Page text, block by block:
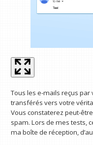
Tous les e-mails reçus
transférés vers votre
Vous constaterez peut-
spam. Lors de mes tests,
ma boîte de réception,